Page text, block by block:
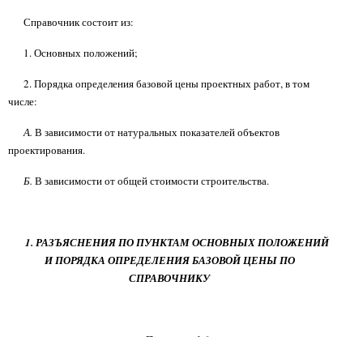
Справочник состоит из:
1. Основных положений;
2. Порядка определения базовой цены проектных работ, в том
числе:
А. В зависимости от натуральных показателей объектов
проектирования.
Б. В зависимости от общей стоимости строительства.
1. РАЗЪЯСНЕНИЯ ПО ПУНКТАМ ОСНОВНЫХ ПОЛОЖЕНИЙ
И ПОРЯДКА ОПРЕДЕЛЕНИЯ БАЗОВОЙ ЦЕНЫ ПО
СПРАВОЧНИКУ